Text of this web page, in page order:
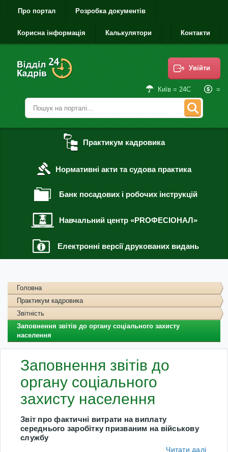
Про портал Розробка документів
Корисна інформація Калькулятори Контакти
Увійти
Київ = 24С =
Практикум кадровика
Нормативні акти та судова практика
Банк посадових і робочих інструкцій
Навчальний центр «PROФЕСІОНАЛ»
Електронні версії друкованих видань
Головна
Практикум кадровика
Звітність
Заповнення звітів до органу соціального захисту
населення
Заповнення звітів до
органу соціального
захисту населення
Звіт про фактичні витрати на виплату
середнього заробітку призваним на військову
службу
Читати далі